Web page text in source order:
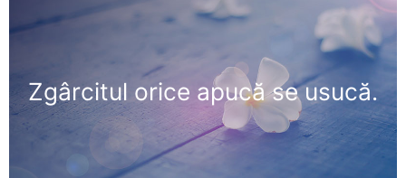
Zgârcitul orice apucă se usucă.